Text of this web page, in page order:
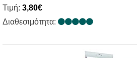
Τιμή: 3,80€
Διαθεσιμότητα: